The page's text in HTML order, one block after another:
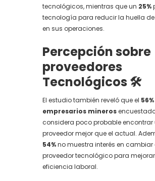
tecnológicos, mientras que un 25%
tecnología para reducir la huella
en sus operaciones.
Percepción sobre
proveedores
Tecnológicos 🛠️
El estudio también reveló que el
empresarios mineros
considera poco probable encontrar
proveedor mejor que el actual.
54%no muestra interés en cambiar
proveedor tecnológico para
eficiencia laboral.